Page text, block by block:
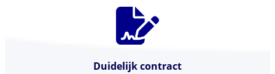
Duidelijk contract